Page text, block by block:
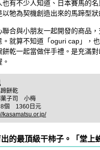
有不少人知道、日本賽馬的名
以牠為契機創造出來的馬蹄型狀
聯合與小朋友一起開發的商品
。就算不知道「oguri cap」，
餅乾一起當做伴手禮。是充滿
餅乾
菓子司 小梅
8個 1360日元
kasamatsu.or.jp/
的最頂級干柿子。「堂上